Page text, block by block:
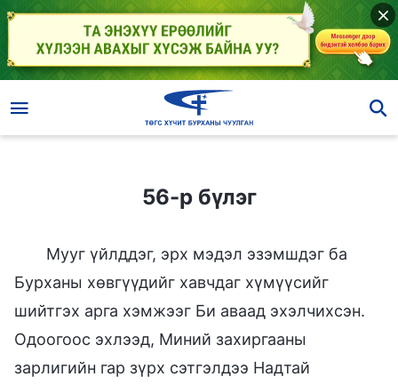
56-р бүлэг
Мууг үйлддэг, эрх мэдэл эзэмшдэг ба
Бурханы хөвгүүдийг хавчдаг хүмүүсийг
шийтгэх арга хэмжээг Би аваад эхэлчихсэн.
Одоогоос эхлээд, Миний захиргааны
зарлигийн гар зүрх сэтгэлдээ Надтай